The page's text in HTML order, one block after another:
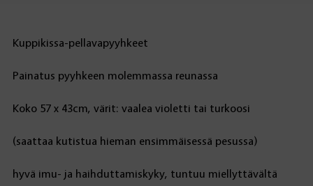
Kuppikissa-pellavapyyhkeet
Painatus pyyhkeen molemmassa reunassa
Koko 57 x 43cm, värit: vaalea violetti tai turkoosi
(saattaa kutistua hieman ensimmäisessä pesussa)
hyvä imu- ja haihduttamiskyky, tuntuu miellyttävältä